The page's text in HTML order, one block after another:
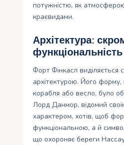
потужністю, як
краєвидами.
Архітектура:
функціональність
Форт Фінкасл
архітектурою. Його форму,
корабля або весло, було
Лорд Данмор, відомий
характером, хотів, щоб
функціональною, а й
що охороняє береги